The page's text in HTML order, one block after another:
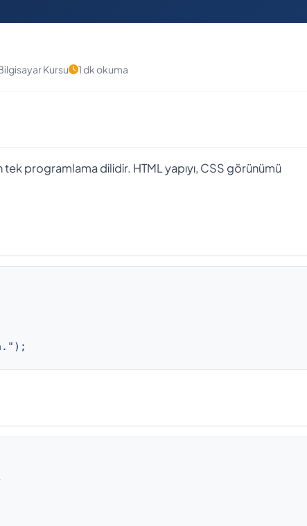
Kursu 1 dk okuma
tek programlama dilidir. HTML yapıyı, CSS görünümü